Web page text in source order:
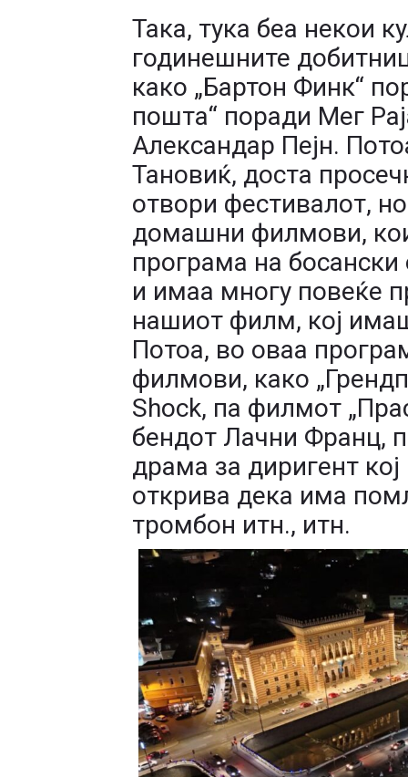
Така, тука беа некои
годинешните
како „Бартон Финк“
пошта“ поради Мег
Александар Пејн.
Тановиќ, доста
отвори фестивалот,
домашни филмови,
програма на босански
и имаа многу повеќе
нашиот филм, кој
Потоа, во оваа
филмови, како
Shock, па филмот
бендот Лачни Франц,
драма за диригент кој
открива дека има
тромбон итн., итн.